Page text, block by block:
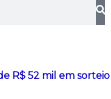
R$ 52 mil em